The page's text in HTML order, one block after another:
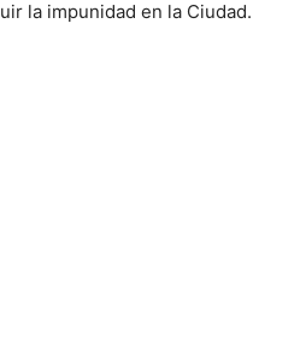
la impunidad en la Ciudad.